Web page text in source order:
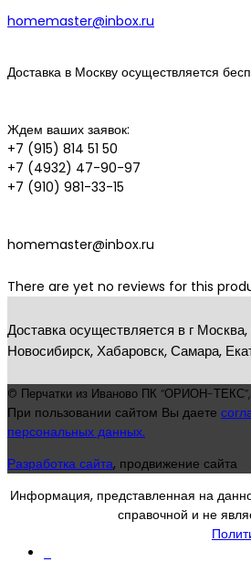
homemaster@inbox.ru
Доставка в Москву осуществляется
Ждем ваших заявок:
+7 (915) 814 51 50
+7 (4932) 47-90-97
+7 (910) 981-33-15
homemaster@inbox.ru
There are yet no reviews for this
Доставка осуществляется в г
Новосибирск, Хабаровск, Самара,
© Перчатки из Иваново ПК “ОРИОН-ТЕКС”,
При пользовании сайтом Вы даете
персональных данных.
Разработка сайта, продвижение сайта
Информация, представленная на
справочной и не